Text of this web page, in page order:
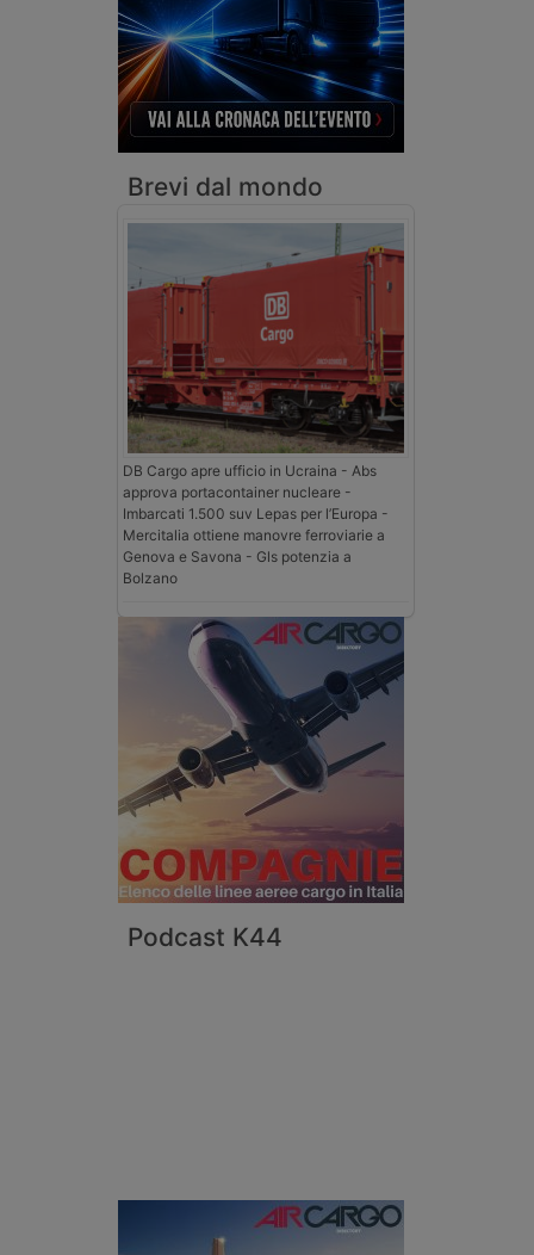
Brevi dal mondo
DB Cargo apre ufficio in Ucraina - Abs
approva portacontainer nucleare -
Imbarcati 1.500 suv Lepas per l’Europa -
Mercitalia ottiene manovre ferroviarie a
Genova e Savona - Gls potenzia a
Bolzano
Podcast K44